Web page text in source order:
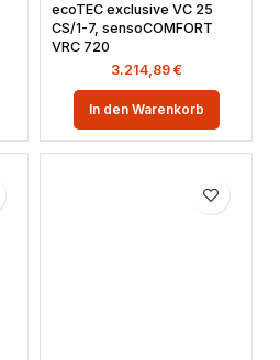
ecoTEC exclusive VC 25
CS/1-7, sensoCOMFORT
VRC 720
3.214,89 €
In den Warenkorb